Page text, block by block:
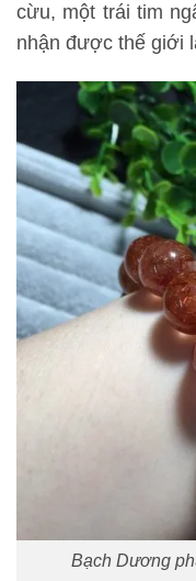
cừu, một trái tim
nhận được thế giới
Bạch Dương